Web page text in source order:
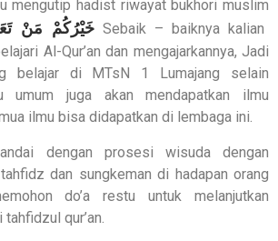
mengutip hadist riwayat bukhori muslim
خَيْرُكُمْ مَنْ تَعَلَّمَ الْقُرْآنَ وَعَلَّمَهُSebaik – baiknya kalian
Al-Qur’an dan mengajarkannya, Jadi
belajar di MTsN 1 Lumajang selain
umum juga akan mendapatkan ilmu
ilmu bisa didapatkan di lembaga ini.
dengan prosesi wisuda dengan
dan sungkeman di hadapan orang
do’a restu untuk melanjutkan
qur’an.